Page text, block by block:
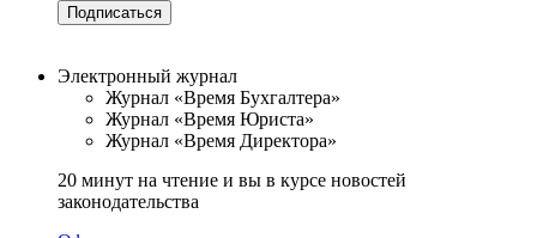
Подписаться
Электронный журнал
Журнал «Время Бухгалтера»
Журнал «Время Юриста»
Журнал «Время Директора»
20 минут на чтение и вы в курсе новостей
законодательства